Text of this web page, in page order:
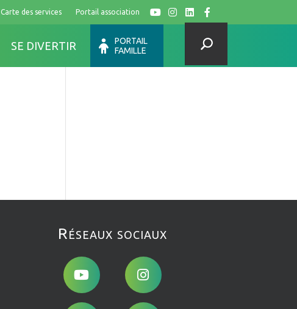
Carte des services Portail association Y I L F
SE DIVERTIR
PORTAIL
FAMILLE
Réseaux sociaux